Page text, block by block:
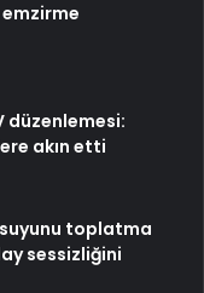
düzenlemesi:
akın etti
toplatma
sessizliğini